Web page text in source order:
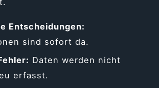
Entscheidungen:
sind sofort da.
Daten werden nicht
erfasst.